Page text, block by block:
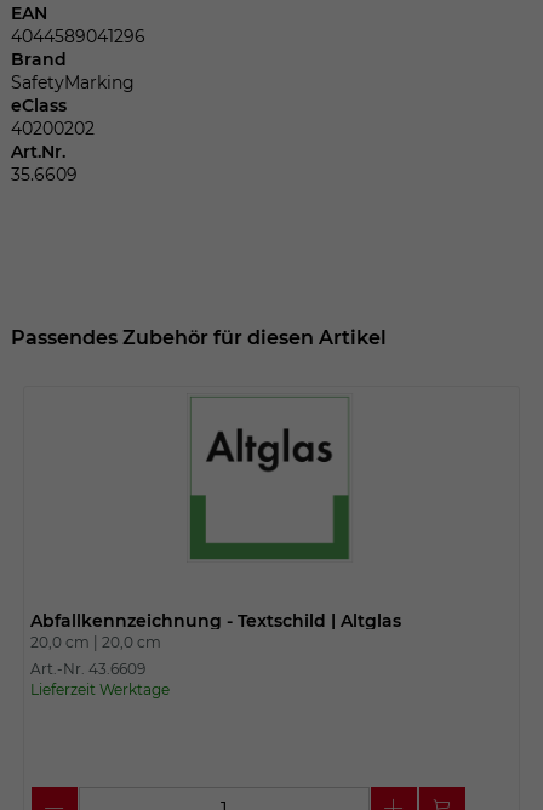
EAN
4044589041296
Brand
SafetyMarking
eClass
40200202
Art.Nr.
35.6609
Passendes Zubehör für diesen Artikel
Abfallkennzeichnung - Textschild | Altglas
20,0 cm | 20,0 cm
Art.-Nr. 43.6609
Lieferzeit Werktage
Zweck
Laufzeit Sitzungsende
festhalten des Login Status.